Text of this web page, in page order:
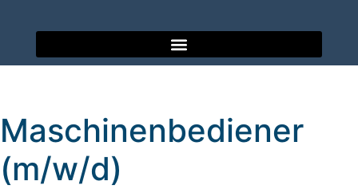
Maschinenbediener
(m/w/d)